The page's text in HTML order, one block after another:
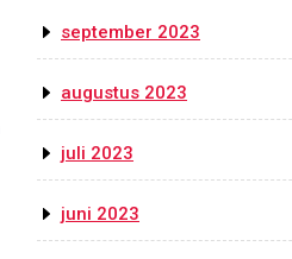
september 2023
augustus 2023
juli 2023
juni 2023